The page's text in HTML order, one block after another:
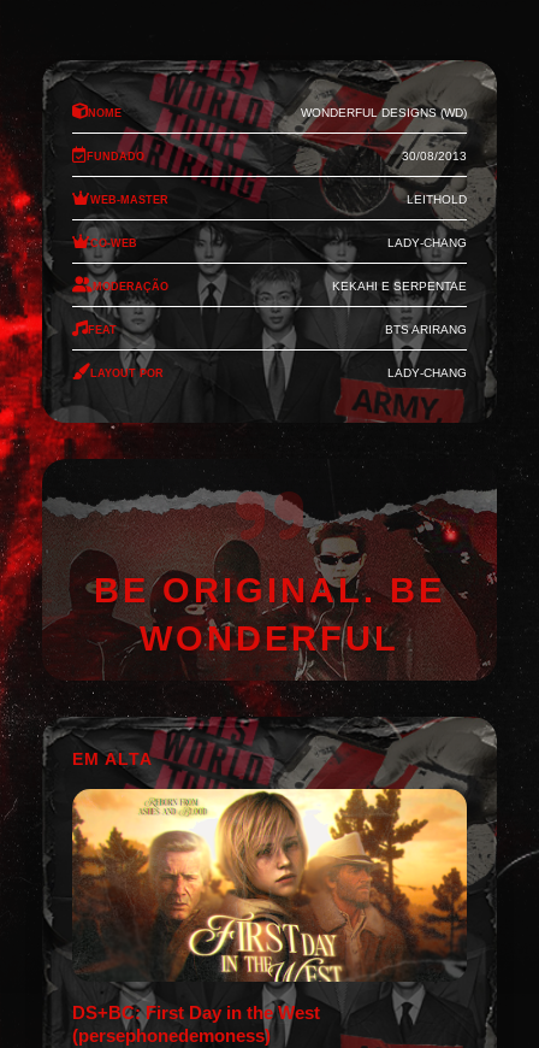
Nome Wonderful Designs (WD)
Fundado 30/08/2013
Web-Master Leithold
Co-Web Lady-Chang
Moderação Kekahi e Serpentae
Feat BTS Arirang
Layout por Lady-Chang
BE ORIGINAL. BE
WONDERFUL
EM ALTA
DS+BC: First Day in the West
(persephonedemoness)